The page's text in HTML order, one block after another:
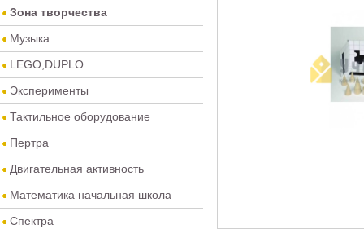
Зона творчества
Музыка
LEGO,DUPLO
Эксперименты
Тактильное оборудование
Пертра
Двигательная активность
Математика начальная школа
Спектра